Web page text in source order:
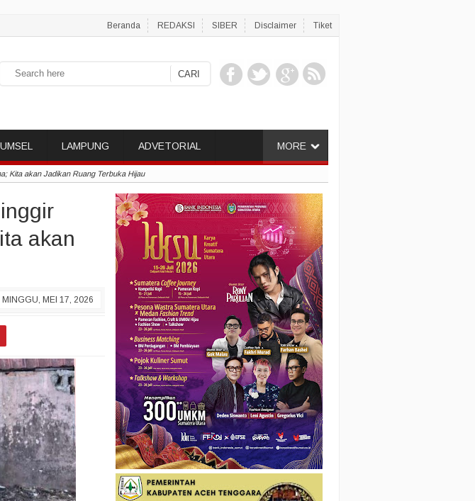
Beranda REDAKSI SIBER Disclaimer Tiket
MORE
LAMPUNG ADVETORIAL
Kita akan Jadikan Ruang Terbuka Hijau
akan
MINGGU, MEI 17, 2026